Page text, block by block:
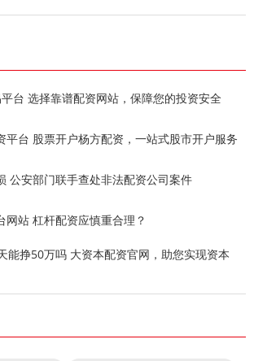
台 选择靠谱配资网站，保障您的投资安全
平台 股票开户杨方配资，一站式股市开户服务
公安部门联手查处非法配资公司案件
网站 杠杆配资应慎重合理？
能挣50万吗 大资本配资官网，助您实现资本